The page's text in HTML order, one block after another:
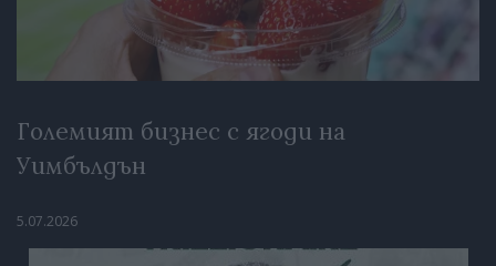
Големият бизнес с ягоди на
Уимбълдън
5.07.2026